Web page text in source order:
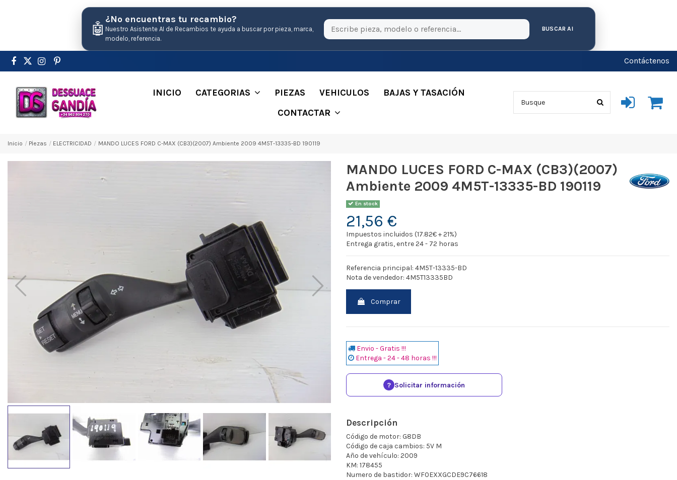
🤖
¿No encuentras tu recambio?
Nuestro Asistente AI de Recambios te ayuda a buscar por pieza, marca,
modelo, referencia.
BUSCAR AI
Contáctenos
INICIO CATEGORIAS PIEZAS VEHICULOS
BAJAS Y TASACIÓN
CONTACTAR
Inicio Pіezas ELECTRICIDAD MANDO LUCES FORD C-MAX (CB3)(2007) Ambiente 2009 4M5T-13335-BD 190119
MANDO LUCES FORD C-MAX (CB3)(2007)
Ambiente 2009 4M5T-13335-BD 190119
En stock
21,56 €
Impuestos incluidos (17.82€ + 21%)
Entrega gratis, entre 24 - 72 horas
Referencia principal: 4M5T-13335-BD
Nota de vendedor: 4M5T13335BD
Comprar
Envio - Gratis !!!
Entrega - 24 - 48 horas !!!
? Solicitar información
Descripción
Código de motor: G8DB
Código de caja cambios: 5V M
Año de vehículo: 2009
KM: 178455
Numero de bastidor: WF0EXXGCDE9C76618